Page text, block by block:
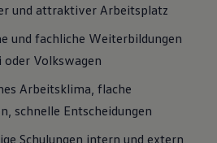
und attraktiver Arbeitsplatz
und fachliche Weiterbildungen
oder Volkswagen
Arbeitsklima, flache
schnelle Entscheidungen
Schulungen intern und extern